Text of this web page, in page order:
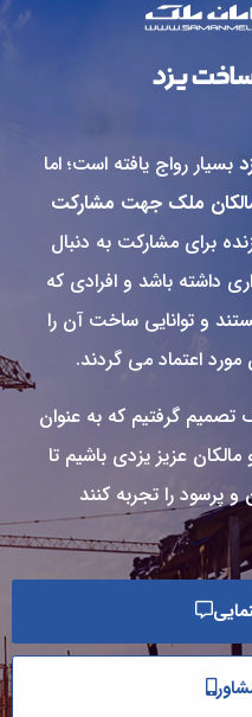
یزد
بسیار رواج یافته است؛ اما
ملک جهت مشارکت
برای مشارکت به دنبال
داشته باشد و افرادی که
و توانایی ساخت آن را
مورد اعتماد می گردند.
تصمیم گرفتیم که به عنوان
عزیز یزدی باشیم تا
پرسود را تجربه کنند